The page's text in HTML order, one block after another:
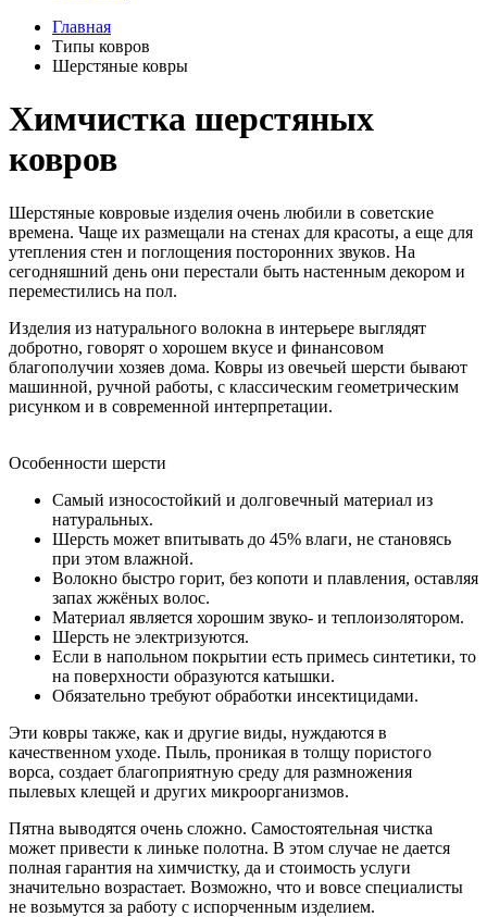
Главная
Типы ковров
Шерстяные ковры
Химчистка шерстяных
ковров
Шерстяные ковровые изделия очень любили в советские
времена. Чаще их размещали на стенах для красоты, а еще для
утепления стен и поглощения посторонних звуков. На
сегодняшний день они перестали быть настенным декором и
переместились на пол.
Изделия из натурального волокна в интерьере выглядят
добротно, говорят о хорошем вкусе и финансовом
благополучии хозяев дома. Ковры из овечьей шерсти бывают
машинной, ручной работы, с классическим геометрическим
рисунком и в современной интерпретации.
Особенности шерсти
Самый износостойкий и долговечный материал из
натуральных.
Шерсть может впитывать до 45% влаги, не становясь
при этом влажной.
Волокно быстро горит, без копоти и плавления, оставляя
запах жжёных волос.
Материал является хорошим звуко- и теплоизолятором.
Шерсть не электризуются.
Если в напольном покрытии есть примесь синтетики, то
на поверхности образуются катышки.
Обязательно требуют обработки инсектицидами.
Эти ковры также, как и другие виды, нуждаются в
качественном уходе. Пыль, проникая в толщу пористого
ворса, создает благоприятную среду для размножения
пылевых клещей и других микроорганизмов.
Пятна выводятся очень сложно. Самостоятельная чистка
может привести к линьке полотна. В этом случае не дается
полная гарантия на химчистку, да и стоимость услуги
значительно возрастает. Возможно, что и вовсе специалисты
не возьмутся за работу с испорченным изделием.